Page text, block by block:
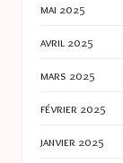
mai 2025
avril 2025
mars 2025
février 2025
janvier 2025